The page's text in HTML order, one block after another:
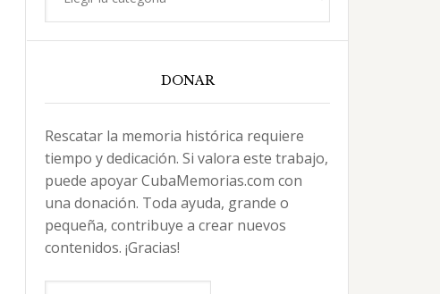
DONAR
Rescatar la memoria histórica requiere
tiempo y dedicación. Si valora este trabajo,
puede apoyar CubaMemorias.com con
una donación. Toda ayuda, grande o
pequeña, contribuye a crear nuevos
contenidos. ¡Gracias!